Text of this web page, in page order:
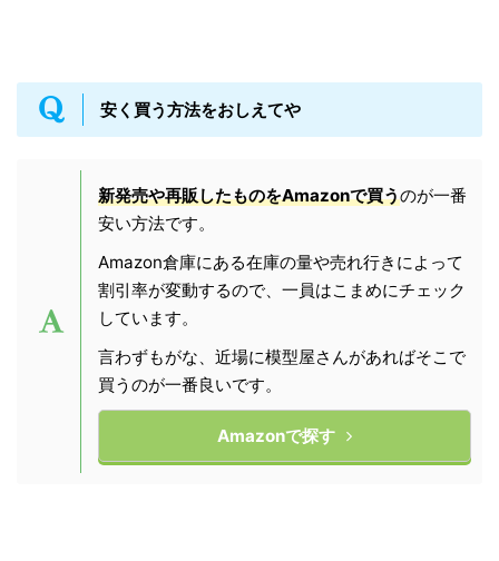
安く買う方法をおしえてや
新発売や再販したものをAmazonで買うのが一番
安い方法です。
Amazon倉庫にある在庫の量や売れ行きによって
割引率が変動するので、一員はこまめにチェック
しています。
言わずもがな、近場に模型屋さんがあればそこで
買うのが一番良いです。
Amazonで探す